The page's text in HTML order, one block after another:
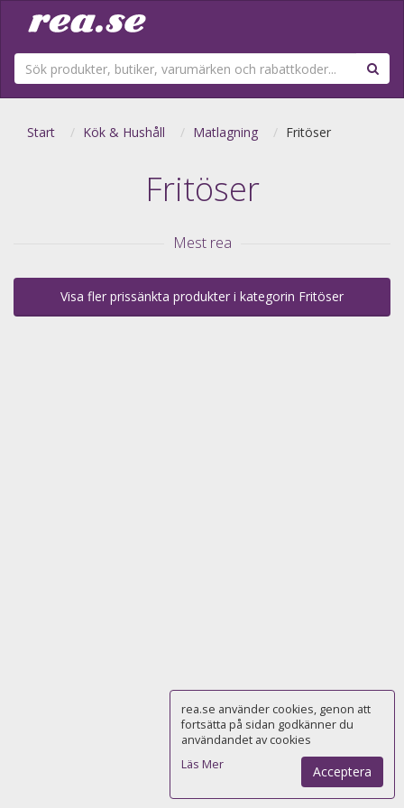
Start Kök & Hushåll Matlagning Fritöser
Fritöser
Mest rea
Visa fler prissänkta produkter i kategorin Fritöser
rea.se använder cookies, genon att
fortsätta på sidan godkänner du
användandet av cookies
Läs Mer
Acceptera